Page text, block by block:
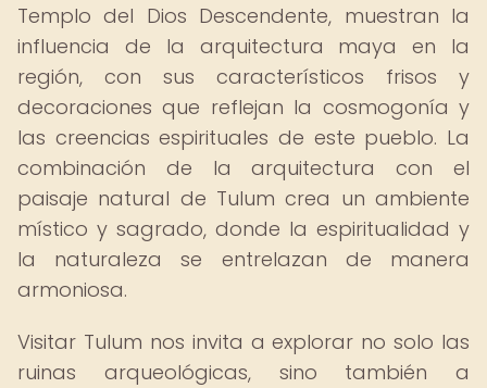
Templo del Dios Descendente, muestran la
influencia de la arquitectura maya en la
región, con sus característicos frisos y
decoraciones que reflejan la cosmogonía y
las creencias espirituales de este pueblo. La
combinación de la arquitectura con el
paisaje natural de Tulum crea un ambiente
místico y sagrado, donde la espiritualidad y
la naturaleza se entrelazan de manera
armoniosa.
Visitar Tulum nos invita a explorar no solo las
ruinas arqueológicas, sino también a